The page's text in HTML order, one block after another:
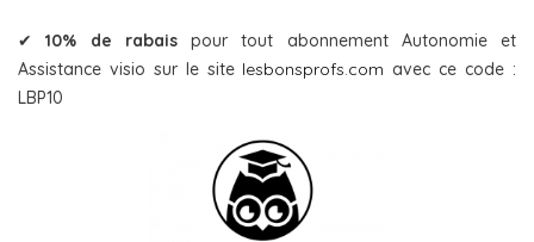
✔10% de rabaispour tout abonnement Autonomie et
Assistance visio sur le site lesbonsprofs.com avec ce code :
LBP10